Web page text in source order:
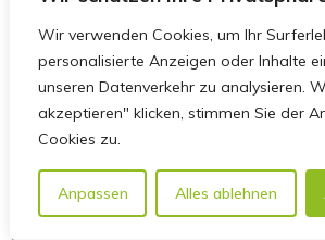
Wir verwenden Cookies, um Ihr
personalisierte Anzeigen oder Inhalte
unseren Datenverkehr zu analysieren.
akzeptieren" klicken, stimmen Sie der
Cookies zu.
Anpassen Alles ablehnen